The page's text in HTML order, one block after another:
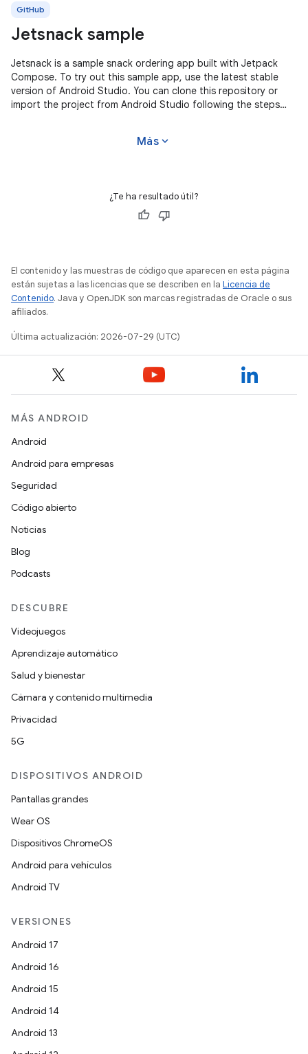
GitHub
Jetsnack sample
Jetsnack is a sample snack ordering app built with Jetpack
Compose. To try out this sample app, use the latest stable
version of Android Studio. You can clone this repository or
import the project from Android Studio following the steps
Más expand_more
¿Te ha resultado útil?
El contenido y las muestras de código que aparecen en esta página
están sujetas a las licencias que se describen en la Licencia de
Contenido. Java y OpenJDK son marcas registradas de Oracle o sus
afiliados.
Última actualización: 2026-07-29 (UTC)
MÁS ANDROID
Android
Android para empresas
Seguridad
Código abierto
Noticias
Blog
Podcasts
DESCUBRE
Videojuegos
Aprendizaje automático
Salud y bienestar
Cámara y contenido multimedia
Privacidad
5G
DISPOSITIVOS ANDROID
Pantallas grandes
Wear OS
Dispositivos ChromeOS
Android para vehículos
Android TV
VERSIONES
Android 17
Android 16
Android 15
Android 14
Android 13